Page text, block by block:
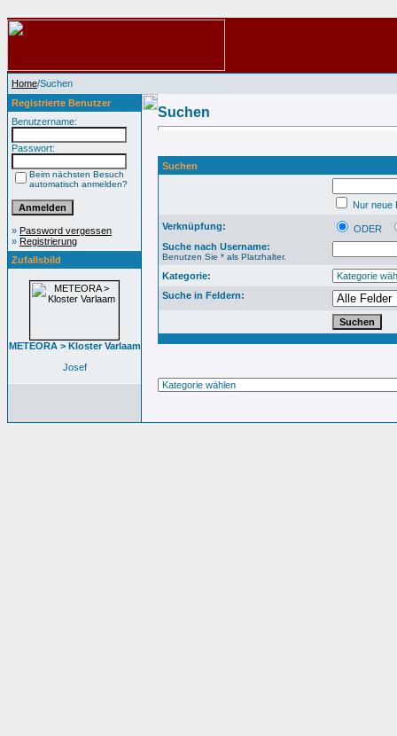
Home/Suchen
Registrierte Benutzer
Benutzername:
Passwort:
Beim nächsten Besuch
automatisch anmelden?
» Password vergessen
» Registrierung
Zufallsbild
METEORA > Kloster Varlaam
Josef
Suchen
Suchen
Nur neue
Verknüpfung:
ODER
Suche nach Username:
Benutzen Sie * als Platzhalter.
Kategorie:
Suche in Feldern: